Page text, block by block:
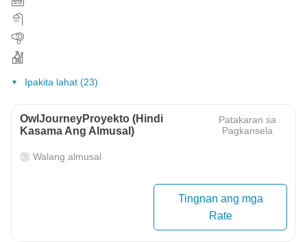
Ipakita lahat (23)
OwlJourneyProyekto (Hindi
Kasama Ang Almusal)
Patakaran sa
Pagkansela
Walang almusal
Tingnan ang mga
Rate